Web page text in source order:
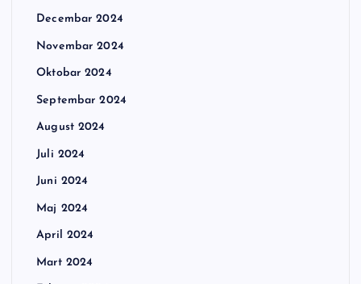
Decembar 2024
Novembar 2024
Oktobar 2024
Septembar 2024
August 2024
Juli 2024
Juni 2024
Maj 2024
April 2024
Mart 2024